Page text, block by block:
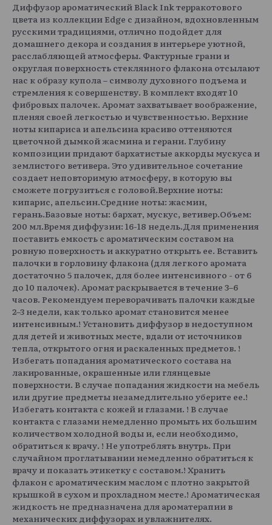
Диффузор ароматический Black Ink терракотового
цвета из коллекции Edge с дизайном, вдохновленным
русскими традициями, отлично подойдет для
домашнего декора и создания в интерьере уютной,
расслабляющей атмосферы. Фактурные грани и
округлая поверхность стеклянного флакона отсылают
нас к образу купола – символу духовного подъема и
стремления к совершенству. В комплект входят 10
фибровых палочек. Аромат захватывает воображение,
пленяя своей легкостью и чувственностью. Верхние
ноты кипариса и апельсина красиво оттеняются
цветочной дымкой жасмина и герани. Глубину
композиции придают бархатистые аккорды мускуса и
землистого ветивера. Это удивительное сочетание
создает неповторимую атмосферу, в которую вы
сможете погрузиться с головой.Верхние ноты:
кипарис, апельсин.Средние ноты: жасмин,
герань.Базовые ноты: бархат, мускус, ветивер.Объем:
200 мл.Время диффузии: 16-18 недель.Для применения
поставить емкость с ароматическим составом на
ровную поверхность и аккуратно открыть ее. Вставить
палочки в горловину флакона (для легкого аромата
достаточно 5 палочек, для более интенсивного - от 6
до 10 палочек). Аромат раскрывается в течение 3–6
часов. Рекомендуем переворачивать палочки каждые
2–3 недели, как только аромат становится менее
интенсивным.! Установить диффузор в недоступном
для детей и животных месте, вдали от источников
тепла, открытого огня и раскаленных предметов. !
Избегать попадания ароматического состава на
лакированные, окрашенные или глянцевые
поверхности. В случае попадания жидкости на мебель
или другие предметы незамедлительно уберите ее.!
Избегать контакта с кожей и глазами. ! В случае
контакта с глазами немедленно промыть их большим
количеством холодной воды и, если необходимо,
обратиться к врачу. ! Не употреблять внутрь. При
случайном проглатывании немедленно обратиться к
врачу и показать этикетку с составом.! Хранить
флакон с ароматическим маслом с плотно закрытой
крышкой в сухом и прохладном месте.! Ароматическая
жидкость не предназначена для ароматерапии в
механических диффузорах и увлажнителях.